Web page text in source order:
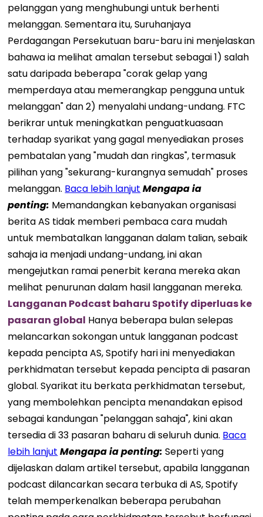
pelanggan yang menghubungi untuk berhenti
melanggan. Sementara itu, Suruhanjaya
Perdagangan Persekutuan baru-baru ini menjelaskan
bahawa ia melihat amalan tersebut sebagai 1) salah
satu daripada beberapa "corak gelap yang
memperdaya atau memerangkap pengguna untuk
melanggan" dan 2) menyalahi undang-undang. FTC
berikrar untuk meningkatkan penguatkuasaan
terhadap syarikat yang gagal menyediakan proses
pembatalan yang "mudah dan ringkas", termasuk
pilihan yang "sekurang-kurangnya semudah" proses
melanggan. Baca lebih lanjut Mengapa ia
penting: Memandangkan kebanyakan organisasi
berita AS tidak memberi pembaca cara mudah
untuk membatalkan langganan dalam talian, sebaik
sahaja ia menjadi undang-undang, ini akan
mengejutkan ramai penerbit kerana mereka akan
melihat penurunan dalam hasil langganan mereka.
Langganan Podcast baharu Spotify diperluas ke
pasaran global Hanya beberapa bulan selepas
melancarkan sokongan untuk langganan podcast
kepada pencipta AS, Spotify hari ini menyediakan
perkhidmatan tersebut kepada pencipta di pasaran
global. Syarikat itu berkata perkhidmatan tersebut,
yang membolehkan pencipta menandakan episod
sebagai kandungan "pelanggan sahaja", kini akan
tersedia di 33 pasaran baharu di seluruh dunia. Baca
lebih lanjut Mengapa ia penting:Seperti yang
dijelaskan dalam artikel tersebut, apabila langganan
podcast dilancarkan secara terbuka di AS, Spotify
telah memperkenalkan beberapa perubahan